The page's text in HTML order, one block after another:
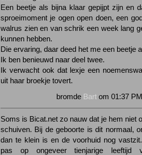
Een beetje als bijna klaar gepijpt zijn en
sproeimoment je ogen open doen, een
walrus zien en van schrik een week lang
kunnen hebben.
Die ervaring, daar deed het me een beetje
Ik ben benieuwd naar deel twee.
Ik verwacht ook dat lexje een
uit haar broekje tovert.
bromde Bart om 01:37
Soms is Bicat.net zo nauw dat je hem niet
schuiven. Bij de geboorte is dit normaal,
dan te klein is en de voorhuid nog
pas op ongeveer tienjarige leeftijd